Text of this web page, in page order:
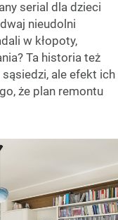
serial dla dzieci
nieudolni
w kłopoty,
Ta historia też
ale efekt ich
że plan remontu